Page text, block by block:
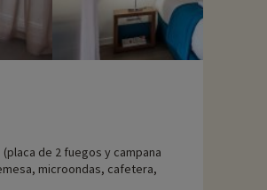
de 2 fuegos y campana
microondas, cafetera,